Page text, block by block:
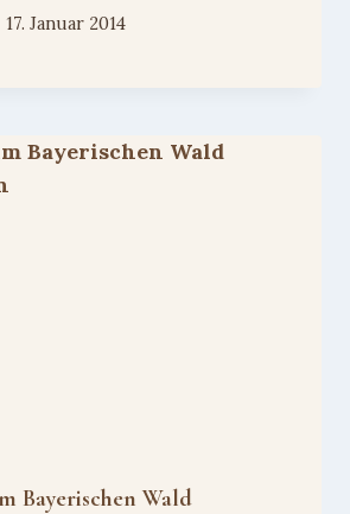
17. Januar 2014
Bayerischen Wald